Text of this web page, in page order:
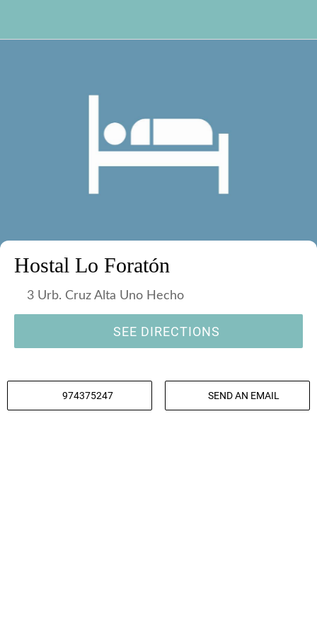
Hostal Lo Foratón
3 Urb. Cruz Alta Uno Hecho
SEE DIRECTIONS
974375247 SEND AN EMAIL